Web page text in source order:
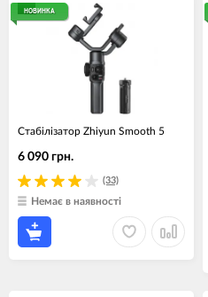
НОВИНКА
Стабілізатор Zhiyun Smooth 5
(33)
6 090 грн.
Немає в наявності